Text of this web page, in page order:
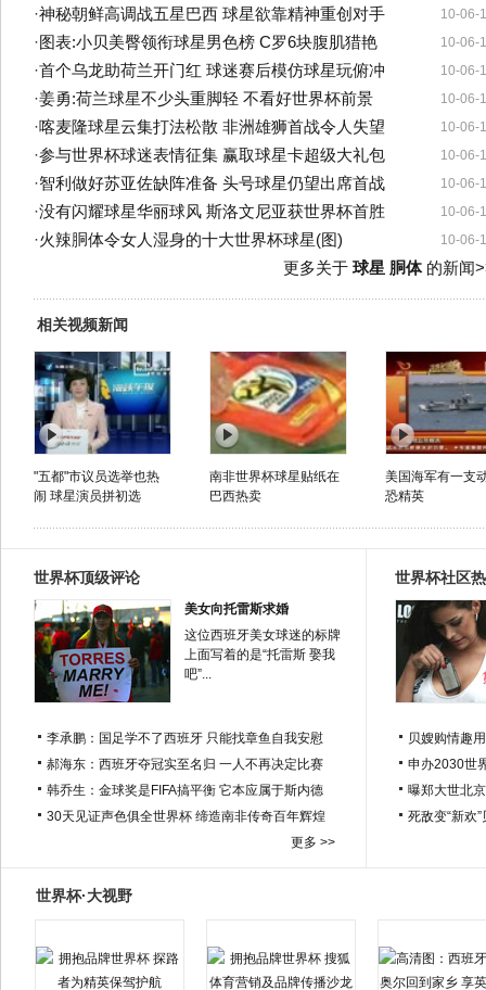
10-06-
·神秘朝鲜高调战五星巴西 球星欲靠精神重创对手
10-06-
· 图表:小贝美臀领衔球星男色榜 C罗6块腹肌猎艳
10-06-
·首个乌龙助荷兰开门红 球迷赛后模仿球星玩俯冲
10-06-
·姜勇:荷兰球星不少头重脚轻 不看好世界杯前景
10-06-
·喀麦隆球星云集打法松散 非洲雄狮首战令人失望
10-06-
·参与世界杯球迷表情征集 赢取球星卡超级大礼包
10-06-
·智利做好苏亚佐缺阵准备 头号球星仍望出席首战
10-06-
·没有闪耀球星华丽球风 斯洛文尼亚获世界杯首胜
10-06-
·火辣胴体令女人湿身的十大世界杯球星(图)
更多关于 球星 胴体的新闻
相关视频新闻
"五都"市议员选举也热
闹 球星演员拼初选
南非世界杯球星贴纸在
巴西热卖
美国海军有一支
恐精英
世界杯顶级评论
美女向托雷斯求婚
这位西班牙美女球迷的标牌
上面写着的是“托雷斯 娶我
吧”...
李承鹏：国足学不了西班牙 只能找章鱼自我安慰
郝海东：西班牙夺冠实至名归 一人不再决定比赛
韩乔生：金球奖是FIFA搞平衡 它本应属于斯内德
30天见证声色俱全世界杯 缔造南非传奇百年辉煌
更多 >>
世界杯社区
贝嫂购情趣
申办2030世
曝郑大世北
死敌变“新欢
世界杯·大视野